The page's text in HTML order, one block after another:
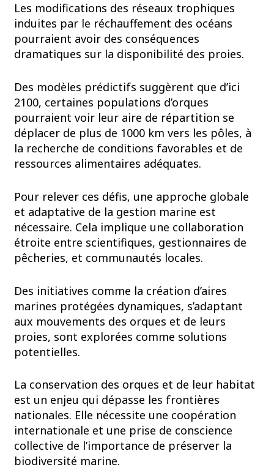
Les modifications des réseaux trophiques
induites par le réchauffement des océans
pourraient avoir des conséquences
dramatiques sur la disponibilité des proies.
Des modèles prédictifs suggèrent que d’ici
2100, certaines populations d’orques
pourraient voir leur aire de répartition se
déplacer de plus de 1000 km vers les pôles, à
la recherche de conditions favorables et de
ressources alimentaires adéquates.
Pour relever ces défis, une approche globale
et adaptative de la gestion marine est
nécessaire. Cela implique une collaboration
étroite entre scientifiques, gestionnaires de
pêcheries, et communautés locales.
Des initiatives comme la création d’aires
marines protégées dynamiques, s’adaptant
aux mouvements des orques et de leurs
proies, sont explorées comme solutions
potentielles.
La conservation des orques et de leur habitat
est un enjeu qui dépasse les frontières
nationales. Elle nécessite une coopération
internationale et une prise de conscience
collective de l’importance de préserver la
biodiversité marine.